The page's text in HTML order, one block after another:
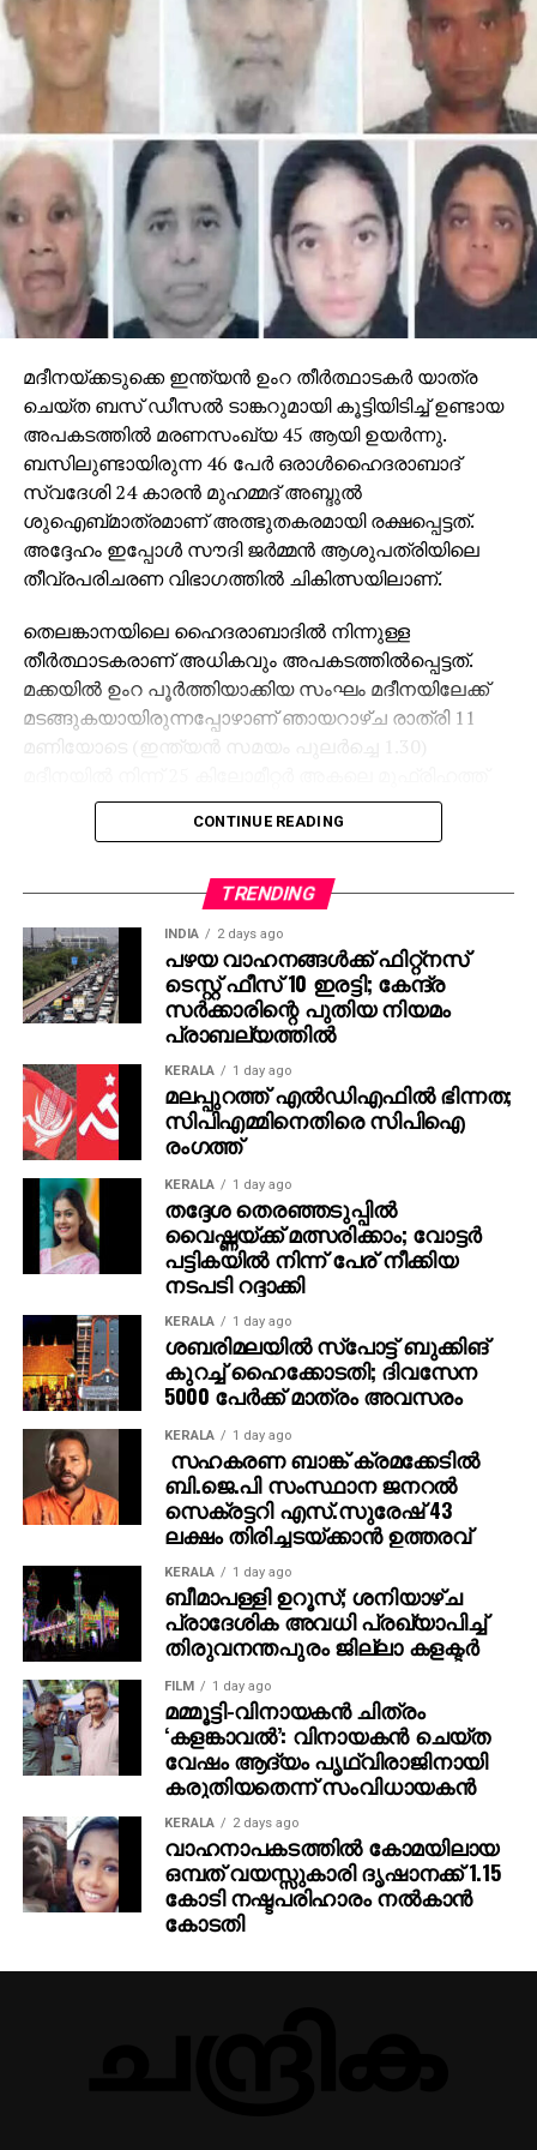
ലക്ഷ്മിയെന്ന മലയാളിയുടെ സ്നേഹബന്ധവും മാതൃ
സ്നേഹവും വൈകാരികമായി അവതരിപ്പിക്കുന്ന
നോവലാണ് അറബിയുടെ അമ്മ. പേപ്പർ പബ്ലിക്കയാണ്
പുസ്തകത്തിന്റെ പ്രസാധകർ. മൻസൂർ പള്ളൂരുമായുള്ള
സൗഹൃദത്തിന്റെ കണ്ണികളായ യു എ യിലുള്ള നിരവധി
പേരാണ് ചടങ്ങിൽ പങ്കെടുത്തത്.
ഒമാനിൽ നിന്നുള്ള സിദ്ധീഖ് ഹസ്സൻ, പുന്നക്കൻ മുഹമ്മദ്
അലി, പ്രതാപൻ തായാട്ട്, അഡ്വ. ഹബീബ് ഖാൻ, പി.
ആർ. പ്രകാശ്, അഡ്വ. ആർ. ഷഹന, അബ്ദു ശിവപുരം
എന്നിവർ ആശംസകൾ അറിയിച്ചു. നാസർ ബേപ്പൂർ
ചടങ്ങ് നിയന്ത്രിച്ചു
മദീനയ്ക്കടുക്കെ ഇന്ത്യന്‍ ഉംറ തീര്‍ത്ഥാടകര്‍ യാത്ര
ചെയ്ത ബസ് ഡീസല്‍ ടാങ്കറുമായി കൂട്ടിയിടിച്ച് ഉണ്ടായ
അപകടത്തില്‍ മരണസംഖ്യ 45 ആയി ഉയര്‍ന്നു.
ബസിലുണ്ടായിരുന്ന 46 പേര്‍ ഒരാള്‍ഹൈദരാബാദ്
സ്വദേശി 24 കാരന്‍ മുഹമ്മദ് അബ്ദുല്‍
ശുഐബ്മാത്രമാണ് അത്ഭുതകരമായി രക്ഷപ്പെട്ടത്.
അദ്ദേഹം ഇപ്പോള്‍ സൗദി ജര്‍മ്മന്‍ ആശുപത്രിയിലെ
തീവ്രപരിചരണ വിഭാഗത്തില്‍ ചികിത്സയിലാണ്.
തെലങ്കാനയിലെ ഹൈദരാബാദില്‍ നിന്നുള്ള
തീര്‍ത്ഥാടകരാണ് അധികവും അപകടത്തില്‍പ്പെട്ടത്.
മക്കയില്‍ ഉംറ പൂര്‍ത്തിയാക്കിയ സംഘം മദീനയിലേക്ക്
മടങ്ങുകയായിരുന്നപ്പോഴാണ് ഞായറാഴ്ച രാത്രി 11
മണിയോടെ (ഇന്ത്യന്‍ സമയം പുലര്‍ച്ചെ 1.30)
പ്രദേശത്ത് അപകടം നടന്നത്.
സംഘത്തില്‍ 46 പേര്‍ ബസില്‍
സഞ്ചരിക്കുമ്പോഴായിരുന്നു ദുരന്തം. മരിച്ചവരില്‍
കുറഞ്ഞത് 16 പേര്‍ ഹൈദരാബാദിലെ മല്ലേപ്പള്ളി-
ബസാര്‍ഘട്ട് മേഖലയില്‍ നിന്നുള്ളവരാണെന്ന്
തെലങ്കാന ഐ.ടി മന്ത്രി ഡി. ശ്രീധര്‍ ബാബു
വ്യക്തമാക്കി. മരിച്ചവരുടെ പേരുകളുടെ പട്ടിക
സര്‍ക്കാര്‍ ഔദ്യോഗികമായി പുറത്തുവിട്ടിട്ടുണ്ട്.
CONTINUE READING
TRENDING
INDIA 2 days ago
പഴയ വാഹനങ്ങള്‍ക്ക് ഫിറ്റ്‌നസ്
ടെസ്റ്റ് ഫീസ് 10 ഇരട്ടി; കേന്ദ്ര
സര്‍ക്കാരിന്റെ പുതിയ നിയമം
പ്രാബല്യത്തില്‍
KERALA 1 day ago
മലപ്പുറത്ത് എല്‍ഡിഎഫില്‍ ഭിന്നത;
സിപിഎമ്മിനെതിരെ സിപിഐ
രംഗത്ത്
KERALA 1 day ago
തദ്ദേശ തെരഞ്ഞടുപ്പില്‍
വൈഷ്ണയ്ക്ക് മത്സരിക്കാം; വോട്ടര്‍
പട്ടികയില്‍ നിന്ന് പേര് നീക്കിയ
നടപടി റദ്ദാക്കി
KERALA 1 day ago
ശബരിമലയില്‍ സ്‌പോട്ട് ബുക്കിങ്
കുറച്ച് ഹൈക്കോടതി; ദിവസേന
5000 പേര്‍ക്ക് മാത്രം അവസരം
KERALA 1 day ago
സഹകരണ ബാങ്ക് ക്രമക്കേടില്‍
ബി.ജെ.പി സംസ്ഥാന ജനറല്‍
സെക്രട്ടറി എസ്.സുരേഷ് 43
ലക്ഷം തിരിച്ചടയ്ക്കാന്‍ ഉത്തരവ്
KERALA 1 day ago
ബീമാപള്ളി ഉറൂസ്; ശനിയാഴ്ച
പ്രാദേശിക അവധി പ്രഖ്യാപിച്ച്
തിരുവനന്തപുരം ജില്ലാ കളക്ടര്‍
FILM 1 day ago
മമ്മൂട്ടി-വിനായകന്‍ ചിത്രം
‘കളങ്കാവല്‍’: വിനായകന്‍ ചെയ്ത
വേഷം ആദ്യം പൃഥ്വിരാജിനായി
കരുതിയതെന്ന് സംവിധായകന്‍
KERALA 2 days ago
വാഹനാപകടത്തില്‍ കോമയിലായ
ഒമ്പത് വയസ്സുകാരി ദൃഷാനക്ക് 1.15
കോടി നഷ്ടപരിഹാരം നല്‍കാന്‍
കോടതി